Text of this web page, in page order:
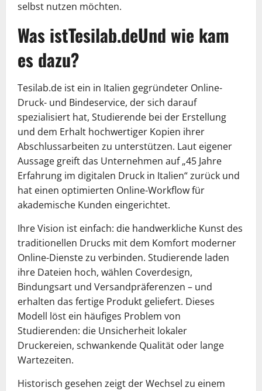
selbst nutzen möchten.
Was istTesilab.deUnd wie kam
es dazu?
Tesilab.de ist ein in Italien gegründeter Online-
Druck- und Bindeservice, der sich darauf
spezialisiert hat, Studierende bei der Erstellung
und dem Erhalt hochwertiger Kopien ihrer
Abschlussarbeiten zu unterstützen. Laut eigener
Aussage greift das Unternehmen auf „45 Jahre
Erfahrung im digitalen Druck in Italien“ zurück und
hat einen optimierten Online-Workflow für
akademische Kunden eingerichtet.
Ihre Vision ist einfach: die handwerkliche Kunst des
traditionellen Drucks mit dem Komfort moderner
Online-Dienste zu verbinden. Studierende laden
ihre Dateien hoch, wählen Coverdesign,
Bindungsart und Versandpräferenzen – und
erhalten das fertige Produkt geliefert. Dieses
Modell löst ein häufiges Problem von
Studierenden: die Unsicherheit lokaler
Druckereien, schwankende Qualität oder lange
Wartezeiten.
Historisch gesehen zeigt der Wechsel zu einem